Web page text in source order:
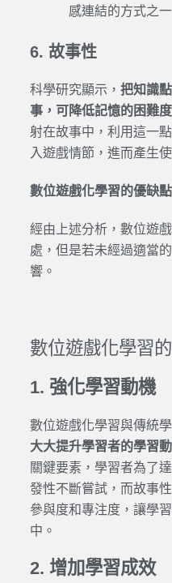
感連結的方式之一
6. 故事性
科學研究顯示， 把知識
事，可降低記憶的困難度
射在故事中，利用這一
入遊戲情節，進而產生
數位遊戲化學習的優缺點
經由上述分析，數位遊
處，但是若未經過適當
響。
數位遊戲化學習
1. 強化學習動機
數位遊戲化學習與傳統
大大提升學習者的學習
關鍵要素，學習者為了
發性不斷嘗試，而故事
參與度和專注度，讓學
中。
2. 增加學習成效